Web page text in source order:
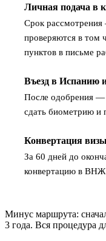
Личная подача в
Срок
проверяются в том
пунктов в письме
Въезд в Испанию
После одобрения —
сдать биометрию и
Конвертация
За 60 дней до
конвертацию в ВНЖ
Минус маршрута:
3 года. Вся процедура